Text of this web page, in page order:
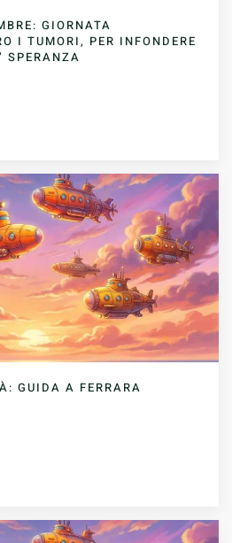
GIORNATA
I TUMORI, PER INFONDERE
SPERANZA
GUIDA A FERRARA